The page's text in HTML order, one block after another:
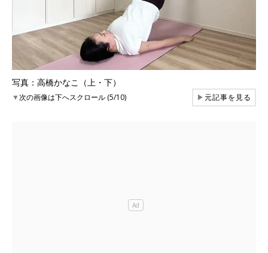
写真：高橋かなこ（上・下）
▼次の画像は下へスクロール (5/10) ▶元記事を見る